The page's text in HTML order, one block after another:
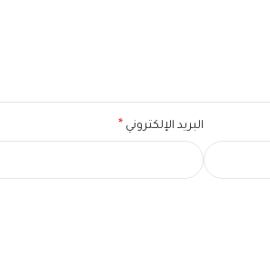
البريد الإلكتروني *